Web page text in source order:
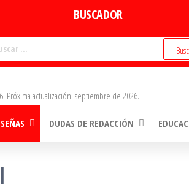
BUSCADOR
Próxima actualización: septiembre de 2026.
DUDAS DE REDACCIÓN